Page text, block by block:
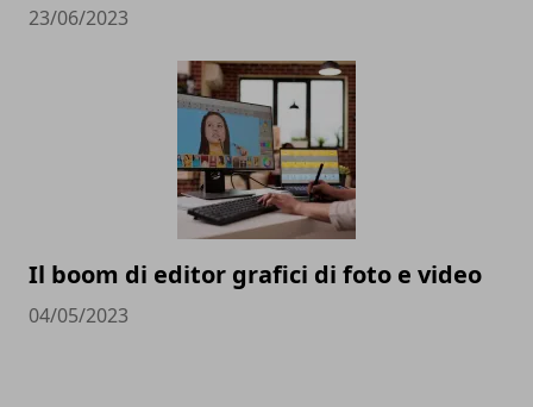
23/06/2023
Il boom di editor grafici di foto e video
04/05/2023